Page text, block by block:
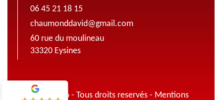
06 45 21 18 15
chaumonddavid@gmail.com
60 rue du moulineau
33320 Eysines
© 2022 - 2026 - Tous droits reservés - Mentions